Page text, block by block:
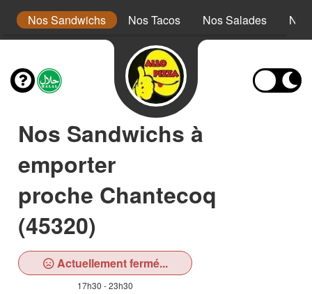
Nos Sandwichs Nos Tacos Nos Salades Nos
Nos Sandwichs à
emporter
proche Chantecoq
(45320)
Actuellement fermé...
17h30 - 23h30